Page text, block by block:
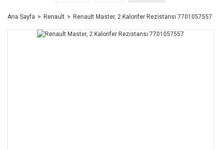
Ana Sayfa Renault Renault Master, 2 Kalorifer Rezistansı 7701057557